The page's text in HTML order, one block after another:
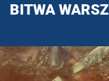
BITWA